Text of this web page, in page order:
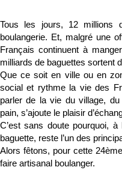
Tous les jours, 12 millions
boulangerie. Et, malgré une
Français continuent à
milliards de baguettes sortent
Que ce soit en ville ou en
social et rythme la vie des
parler de la vie du village,
pain, s’ajoute le plaisir
C’est sans doute pourquoi,
baguette, reste l’un des
Alors fêtons, pour cette
faire artisanal boulanger.